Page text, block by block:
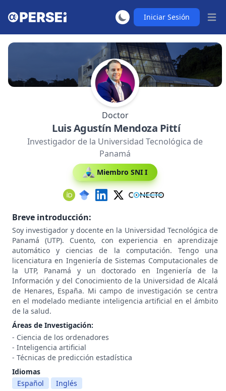
Iniciar Sesión Abrir
Doctor
Luis Agustín Mendoza Pittí
Investigador de la Universidad Tecnológica de
Panamá
Miembro SNI I
Breve introducción:
Soy investigador y docente en la Universidad Tecnológica de
Panamá (UTP). Cuento, con experiencia en aprendizaje
automático y ciencias de la computación. Tengo una
licenciatura en Ingeniería de Sistemas Computacionales de
la UTP, Panamá y un doctorado en Ingeniería de la
Información y del Conocimiento de la Universidad de Alcalá
de Henares, España. Mi campo de investigación se centra
en el modelado mediante inteligencia artificial en el ámbito
de la salud.
Áreas de Investigación:
- Ciencia de los ordenadores
- Inteligencia artificial
- Técnicas de predicción estadística
Idiomas
Español
Inglés